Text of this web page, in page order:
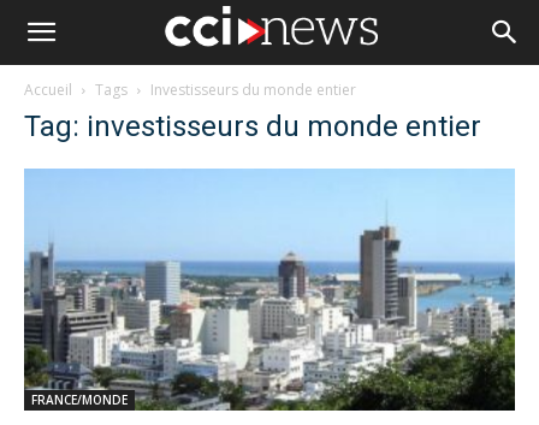
Accueil Tags Investisseurs du monde entier
Tag: investisseurs du monde entier
FRANCE/MONDE